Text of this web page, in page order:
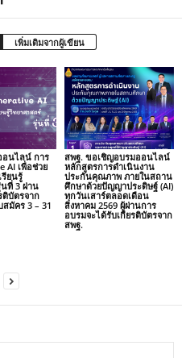
เพิ่มเติมจากผู้เขียน
นไลน์ การ
AI เพื่อช่วย
รียนรู้
ที่ 3 ผ่าน
บัตรจาก
มัคร 3 – 31
สพฐ. ขอเชิญอบรมออนไลน์
หลักสูตรการดำเนินงาน
ประกันคุณภาพ ภายในสถาน
ศึกษาด้วยปัญญาประดิษฐ์ (AI)
ทุกวันเสาร์ตลอดเดือน
สิงหาคม 2569 ผู้ผ่านการ
อบรมจะได้รับเกียรติบัตรจาก
สพฐ.